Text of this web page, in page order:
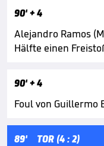
90'+ 4
Alejandro Ramos
Hälfte einen
90'+ 4
Foul von Guillermo
89' TOR (4 : 2)